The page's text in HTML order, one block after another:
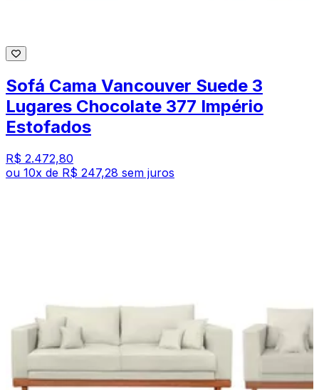
Sofá Cama Vancouver Suede 3
Lugares Chocolate 377 Império
Estofados
R$ 2.472,80
ou 10x de R$ 247,28 sem juros